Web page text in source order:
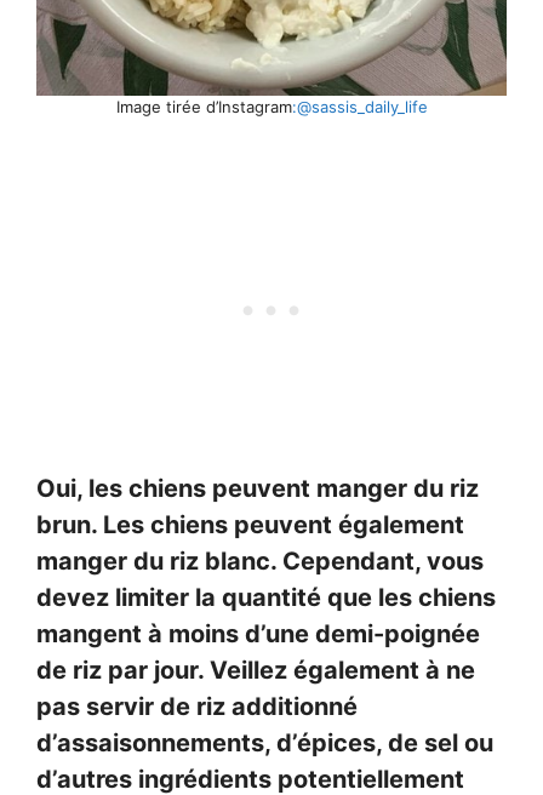
Image tirée d’Instagram:@sassis_daily_life
Oui, les chiens peuvent manger du riz
brun. Les chiens peuvent également
manger du riz blanc. Cependant, vous
devez limiter la quantité que les chiens
mangent à moins d’une demi-poignée
de riz par jour. Veillez également à ne
pas servir de riz additionné
d’assaisonnements, d’épices, de sel ou
d’autres ingrédients potentiellement